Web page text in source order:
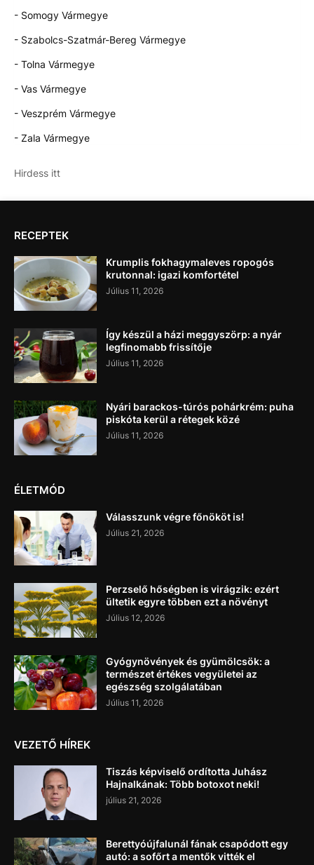
- Somogy Vármegye
- Szabolcs-Szatmár-Bereg Vármegye
- Tolna Vármegye
- Vas Vármegye
- Veszprém Vármegye
- Zala Vármegye
Hirdess itt
RECEPTEK
Krumplis fokhagymaleves ropogós
krutonnal: igazi komfortétel
Július 11, 2026
Így készül a házi meggyszörp: a nyár
legfinomabb frissítője
Július 11, 2026
Nyári barackos-túrós pohárkrém: puha
piskóta kerül a rétegek közé
Július 11, 2026
ÉLETMÓD
Válasszunk végre főnököt is!
Július 21, 2026
Perzselő hőségben is virágzik: ezért
ültetik egyre többen ezt a növényt
Július 12, 2026
Gyógynövények és gyümölcsök: a
természet értékes vegyületei az
egészség szolgálatában
Július 11, 2026
VEZETŐ HÍREK
Tiszás képviselő ordította Juhász
Hajnalkának: Több botoxot neki!
július 21, 2026
Berettyóújfalunál fának csapódott egy
autó: a sofőrt a mentők vitték el